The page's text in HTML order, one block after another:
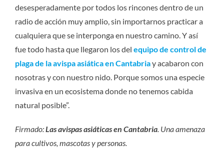
desesperadamente por todos los rincones dentro de un
radio de acción muy amplio, sin importarnos practicar a
cualquiera que se interponga en nuestro camino. Y así
fue todo hasta que llegaron los del equipo de control de
plaga de la avispa asiática en Cantabriay acabaron con
nosotras y con nuestro nido. Porque somos una especie
invasiva en un ecosistema donde no tenemos cabida
natural posible”.
Firmado:Las avispas asiáticas en Cantabria. Una amenaza
para cultivos, mascotas y personas.